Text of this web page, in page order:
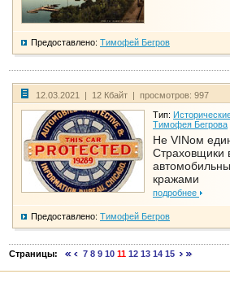
Предоставлено: Тимофей Бегров
12.03.2021 | 12 Кбайт | просмотров: 997
Тип:
Тимофея Бегрова
Не VINом
Страховщики
кражами
подробнее
Предоставлено: Тимофей Бегров
Страницы: 7 8 9 10 11 12 13 14 15